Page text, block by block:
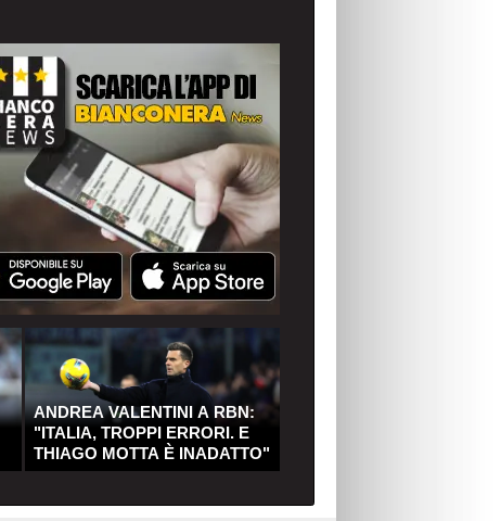
ANDREA VALENTINI A RBN:
"ITALIA, TROPPI ERRORI. E
THIAGO MOTTA È INADATTO"